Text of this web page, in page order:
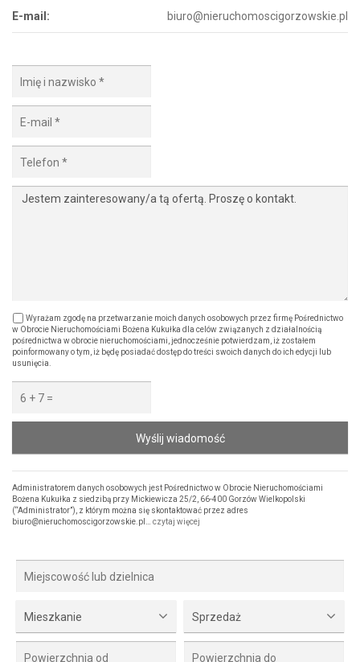
E-mail:
biuro@nieruchomoscigorzowskie.pl
Wyrażam zgodę na przetwarzanie moich danych osobowych przez firmę Pośrednictwo
w Obrocie Nieruchomościami Bożena Kukułka dla celów związanych z działalnością
pośrednictwa w obrocie nieruchomościami, jednocześnie potwierdzam, iż zostałem
poinformowany o tym, iż będę posiadać dostęp do treści swoich danych do ich edycji lub
usunięcia.
Wyślij wiadomość
Administratorem danych osobowych jest Pośrednictwo w Obrocie Nieruchomościami
Bożena Kukułka z siedzibą przy Mickiewicza 25/2, 66-400 Gorzów Wielkopolski
(“Administrator”), z którym można się skontaktować przez adres
biuro@nieruchomoscigorzowskie.pl… czytaj więcej
Mieszkanie Sprzedaż